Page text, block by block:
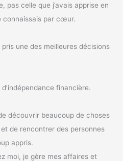
pas celle que j’avais apprise en
connaissais par cœur.
pris une des meilleures décisions
financière.
découvrir beaucoup de choses
de rencontrer des personnes
appris.
moi, je gère mes affaires et